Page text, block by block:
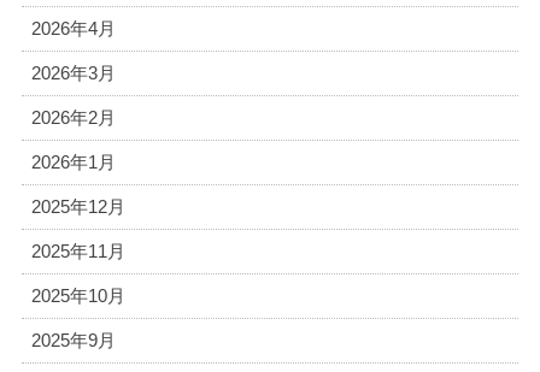
2026年4月
2026年3月
2026年2月
2026年1月
2025年12月
2025年11月
2025年10月
2025年9月